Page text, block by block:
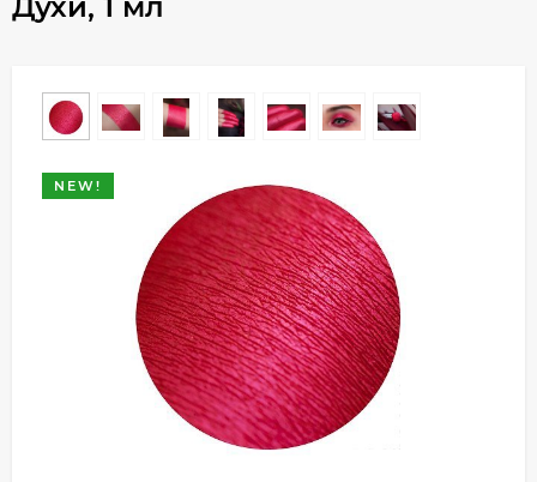
NEW!